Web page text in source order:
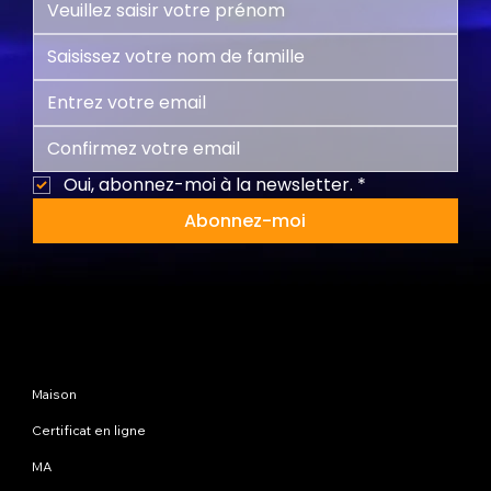
Oui, abonnez-moi à la newsletter. *
Abonnez-moi
Maison
Certificat en ligne
MA